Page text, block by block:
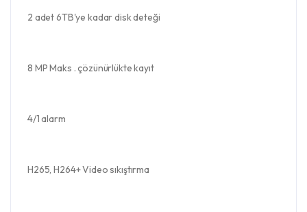
2 adet 6TB'ye kadar disk deteği
8 MP Maks . çözünürlükte kayıt
4/1 alarm
H265, H264+ Video sıkıştırma